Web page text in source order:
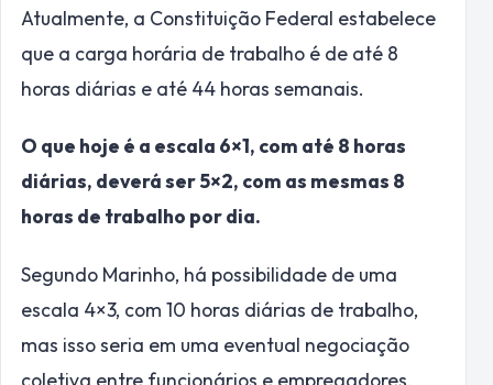
Atualmente, a Constituição Federal estabelece
que a carga horária de trabalho é de até 8
horas diárias e até 44 horas semanais.
O que hoje é a escala 6×1, com até 8 horas
diárias, deverá ser 5×2, com as mesmas 8
horas de trabalho por dia.
Segundo Marinho, há possibilidade de uma
escala 4×3, com 10 horas diárias de trabalho,
mas isso seria em uma eventual negociação
coletiva entre funcionários e empregadores.